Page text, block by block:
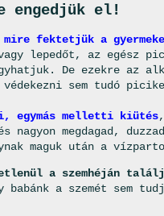
engedjük el!
fektetjük a
lepedőt, az egész
De ezekre az
védekezni sem tudó
egymás melletti kiütés
nagyon megdagad,
maguk után a
a szemhéján
babánk a szemét sem